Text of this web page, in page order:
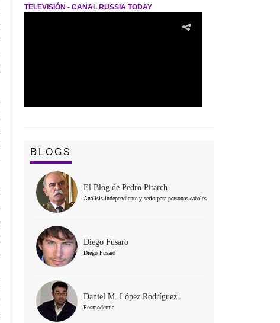
TELEVISIÓN - CANAL RUSSIA TODAY
BLOGS
El Blog de Pedro Pitarch
Análisis independiente y serio para personas cabales
Diego Fusaro
Diego Fusaro
Daniel M. López Rodríguez
Posmodernia